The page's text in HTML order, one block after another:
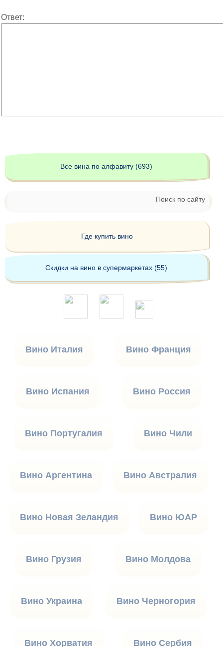
Ответ:
Все вина по алфавиту (693)
Поиск по сайту
Где купить вино
Скидки на вино в супермаркетах (55)
Вино Италия Вино Франция
Вино Испания Вино Россия
Вино Португалия Вино Чили
Вино Аргентина Вино Австралия
Вино Новая Зеландия Вино ЮАР
Вино Грузия Вино Молдова
Вино Украина Вино Черногория
Вино Хорватия Вино Сербия